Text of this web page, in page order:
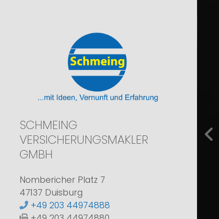
SCHMEING
VERSICHERUNGSMAKLER
GMBH
Nombericher Platz 7
47137 Duisburg
+49 203 44974888